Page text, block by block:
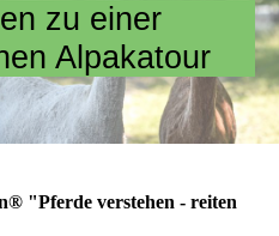
zu einer
Alpakatour
"Pferde verstehen - reiten